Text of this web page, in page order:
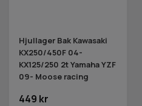
Hjullager Bak Kawasaki
KX250/450F 04-
KX125/250 2t Yamaha YZF
09- Moose racing
449 kr